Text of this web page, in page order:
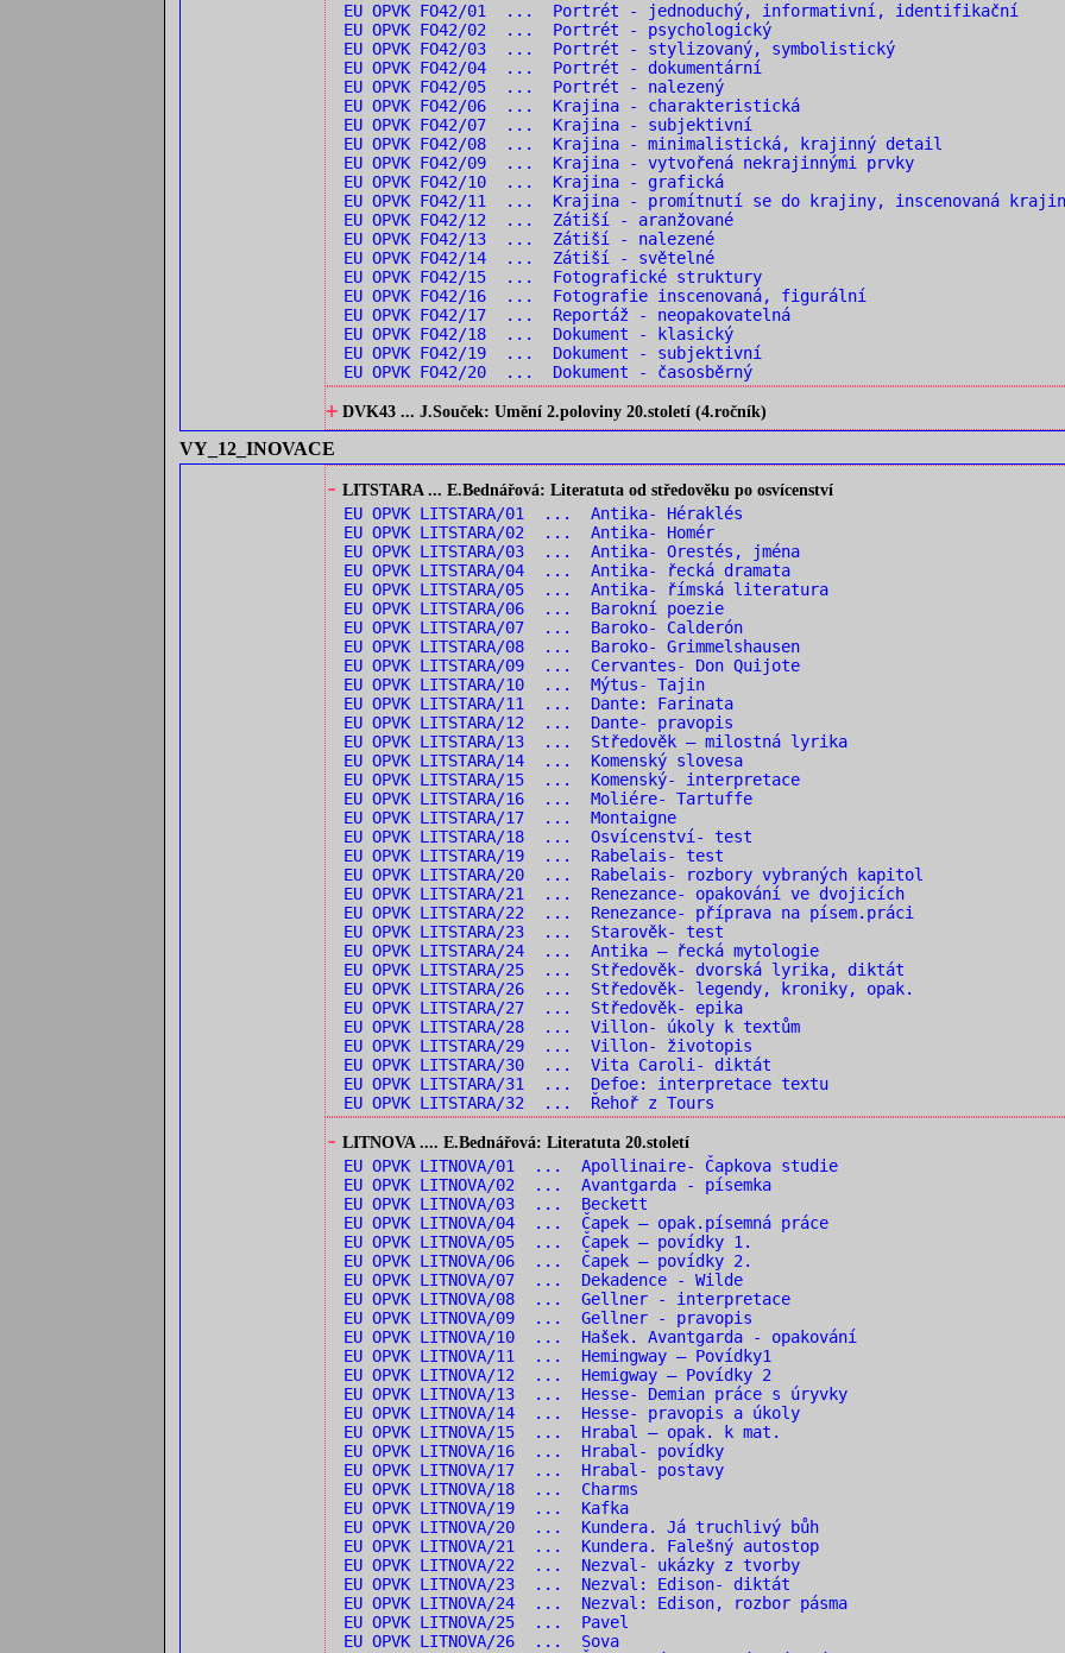
EU OPVK FO42/01 ... Portrét - jednoduchý, informativní, identifikační
EU OPVK FO42/02 ... Portrét - psychologický
EU OPVK FO42/03 ... Portrét - stylizovaný, symbolistický
EU OPVK FO42/04 ... Portrét - dokumentární
EU OPVK FO42/05 ... Portrét - nalezený
EU OPVK FO42/06 ... Krajina - charakteristická
EU OPVK FO42/07 ... Krajina - subjektivní
EU OPVK FO42/08 ... Krajina - minimalistická, krajinný detail
EU OPVK FO42/09 ... Krajina - vytvořená nekrajinnými prvky
EU OPVK FO42/10 ... Krajina - grafická
EU OPVK FO42/11 ... Krajina - promítnutí se do krajiny, inscenovaná
EU OPVK FO42/12 ... Zátiší - aranžované
EU OPVK FO42/13 ... Zátiší - nalezené
EU OPVK FO42/14 ... Zátiší - světelné
EU OPVK FO42/15 ... Fotografické struktury
EU OPVK FO42/16 ... Fotografie inscenovaná, figurální
EU OPVK FO42/17 ... Reportáž - neopakovatelná
EU OPVK FO42/18 ... Dokument - klasický
EU OPVK FO42/19 ... Dokument - subjektivní
EU OPVK FO42/20 ... Dokument - časosběrný
+ DVK43 ... J.Souček: Umění 2.poloviny 20.století (4.ročník)
VY_12_INOVACE
- LITSTARA ... E.Bednářová: Literatuta od středověku po osvícenství
EU OPVK LITSTARA/01 ... Antika- Héraklés
EU OPVK LITSTARA/02 ... Antika- Homér
EU OPVK LITSTARA/03 ... Antika- Orestés, jména
EU OPVK LITSTARA/04 ... Antika- řecká dramata
EU OPVK LITSTARA/05 ... Antika- římská literatura
EU OPVK LITSTARA/06 ... Barokní poezie
EU OPVK LITSTARA/07 ... Baroko- Calderón
EU OPVK LITSTARA/08 ... Baroko- Grimmelshausen
EU OPVK LITSTARA/09 ... Cervantes- Don Quijote
EU OPVK LITSTARA/10 ... Mýtus- Tajin
EU OPVK LITSTARA/11 ... Dante: Farinata
EU OPVK LITSTARA/12 ... Dante- pravopis
EU OPVK LITSTARA/13 ... Středověk – milostná lyrika
EU OPVK LITSTARA/14 ... Komenský slovesa
EU OPVK LITSTARA/15 ... Komenský- interpretace
EU OPVK LITSTARA/16 ... Moliére- Tartuffe
EU OPVK LITSTARA/17 ... Montaigne
EU OPVK LITSTARA/18 ... Osvícenství- test
EU OPVK LITSTARA/19 ... Rabelais- test
EU OPVK LITSTARA/20 ... Rabelais- rozbory vybraných kapitol
EU OPVK LITSTARA/21 ... Renezance- opakování ve dvojicích
EU OPVK LITSTARA/22 ... Renezance- příprava na písem.práci
EU OPVK LITSTARA/23 ... Starověk- test
EU OPVK LITSTARA/24 ... Antika – řecká mytologie
EU OPVK LITSTARA/25 ... Středověk- dvorská lyrika, diktát
EU OPVK LITSTARA/26 ... Středověk- legendy, kroniky, opak.
EU OPVK LITSTARA/27 ... Středověk- epika
EU OPVK LITSTARA/28 ... Villon- úkoly k textům
EU OPVK LITSTARA/29 ... Villon- životopis
EU OPVK LITSTARA/30 ... Vita Caroli- diktát
EU OPVK LITSTARA/31 ... Defoe: interpretace textu
EU OPVK LITSTARA/32 ... Řehoř z Tours
- LITNOVA .... E.Bednářová: Literatuta 20.století
EU OPVK LITNOVA/01 ... Apollinaire- Čapkova studie
EU OPVK LITNOVA/02 ... Avantgarda - písemka
EU OPVK LITNOVA/03 ... Beckett
EU OPVK LITNOVA/04 ... Čapek – opak.písemná práce
EU OPVK LITNOVA/05 ... Čapek – povídky 1.
EU OPVK LITNOVA/06 ... Čapek – povídky 2.
EU OPVK LITNOVA/07 ... Dekadence - Wilde
EU OPVK LITNOVA/08 ... Gellner - interpretace
EU OPVK LITNOVA/09 ... Gellner - pravopis
EU OPVK LITNOVA/10 ... Hašek. Avantgarda - opakování
EU OPVK LITNOVA/11 ... Hemingway – Povídky1
EU OPVK LITNOVA/12 ... Hemigway – Povídky 2
EU OPVK LITNOVA/13 ... Hesse- Demian práce s úryvky
EU OPVK LITNOVA/14 ... Hesse- pravopis a úkoly
EU OPVK LITNOVA/15 ... Hrabal – opak. k mat.
EU OPVK LITNOVA/16 ... Hrabal- povídky
EU OPVK LITNOVA/17 ... Hrabal- postavy
EU OPVK LITNOVA/18 ... Charms
EU OPVK LITNOVA/19 ... Kafka
EU OPVK LITNOVA/20 ... Kundera. Já truchlivý bůh
EU OPVK LITNOVA/21 ... Kundera. Falešný autostop
EU OPVK LITNOVA/22 ... Nezval- ukázky z tvorby
EU OPVK LITNOVA/23 ... Nezval: Edison- diktát
EU OPVK LITNOVA/24 ... Nezval: Edison, rozbor pásma
EU OPVK LITNOVA/25 ... Pavel
EU OPVK LITNOVA/26 ... Sova